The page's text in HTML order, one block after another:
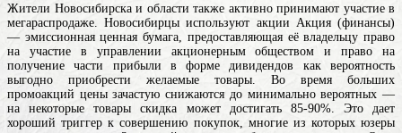
Жители Новосибирска и области также активно принимают участие в
мегараспродаже. Новосибирцы используют акции Акция (финансы)
— эмиссионная ценная бумага, предоставляющая её владельцу право
на участие в управлении акционерным обществом и право на
получение части прибыли в форме дивидендов как вероятность
выгодно приобрести желаемые товары. Во время больших
промоакций цены зачастую снижаются до минимально вероятных —
на некоторые товары скидка может достигать 85-90%. Это дает
хороший триггер к совершению покупок, многие из которых юзеры